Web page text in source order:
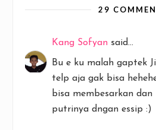
29
Kang Sofyan said...
Bu e ku malah gaptek
telp aja gak bisa
bisa membesarkan
putrinya dngan essip :)